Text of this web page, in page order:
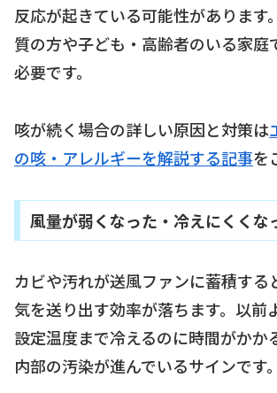
反応が起きている可能性があります
質の方や子ども・高齢者のいる家庭
必要です。
咳が続く場合の詳しい原因と対策は
の咳・アレルギーを解説する記事を
風量が弱くなった・冷えにくくな
カビや汚れが送風ファンに蓄積する
気を送り出す効率が落ちます。以前
設定温度まで冷えるのに時間がかか
内部の汚染が進んでいるサインです。